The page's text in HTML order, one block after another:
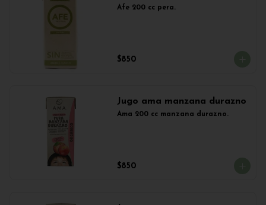
Afe 200 cc pera.
$850
Jugo ama manzana durazno
Ama 200 cc manzana durazno.
$850